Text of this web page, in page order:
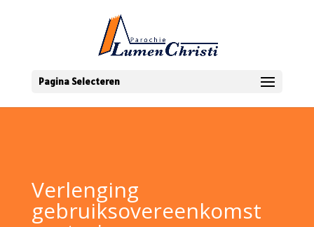
Pagina Selecteren
Verlenging
gebruiksovereenkomst